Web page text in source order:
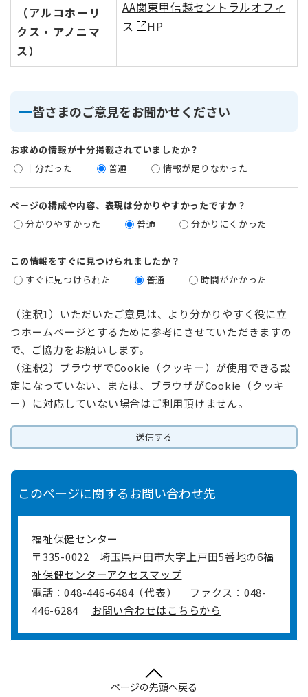
（アルコホーリ
クス・アノニマ
ス）
AA関東甲信越セントラルオフィ
ス
HP
皆さまのご意見をお聞かせください
お求めの情報が十分掲載されていましたか？
十分だった
普通 情報が足りなかった
ページの構成や内容、表現は分かりやすかったですか？
分かりやすかった
普通 分かりにくかった
この情報をすぐに見つけられましたか？
すぐに見つけられた
普通 時間がかかった
（注釈1）いただいたご意見は、より分かりやすく役に立
つホームページとするために参考にさせていただきますの
で、ご協力をお願いします。
（注釈2）ブラウザでCookie（クッキー）が使用できる設
定になっていない、または、ブラウザがCookie（クッキ
ー）に対応していない場合はご利用頂けません。
このページに関するお問い合わせ先
福祉保健センター
〒335-0022
埼玉県戸田市大字上戸田5番地の6福
祉保健センターアクセスマップ
電話：048-446-6484（代表）
ファクス：048-
446-6284
お問い合わせはこちらから
ページの先頭へ戻る